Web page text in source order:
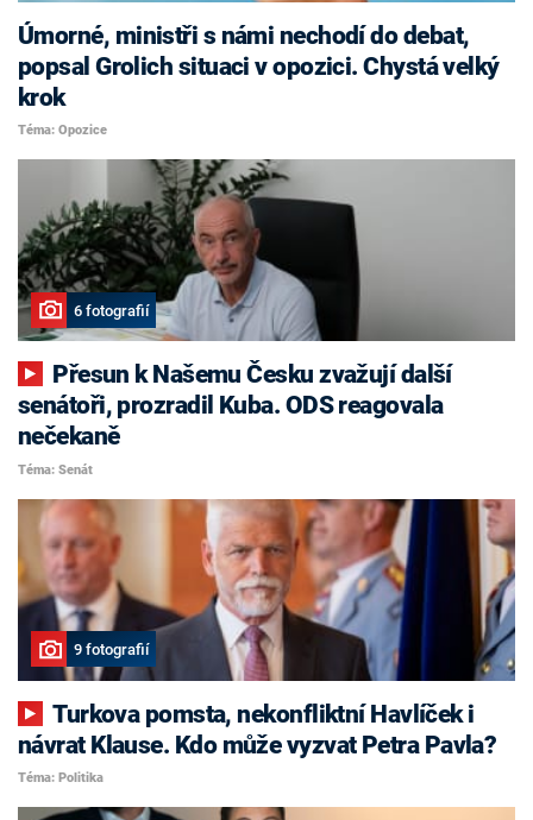
Úmorné, ministři s námi nechodí do debat,
popsal Grolich situaci v opozici. Chystá velký
krok
Téma: Opozice
6 fotografií
senátoři, prozradil Kuba. ODS reagovala
nečekaně
Téma: Senát
9 fotografií
Turkova pomsta, nekonfliktní Havlíček i
návrat Klause. Kdo může vyzvat Petra Pavla?
Téma: Politika